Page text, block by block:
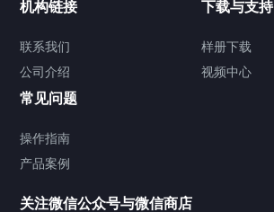
Chiller直冷控温机组
Heating Circulator加热循环器
机构链接
联系我们
公司介绍
下载与支持
样册下载
视频中心
常见问题
操作指南
产品案例
关注微信公众号与微信商店